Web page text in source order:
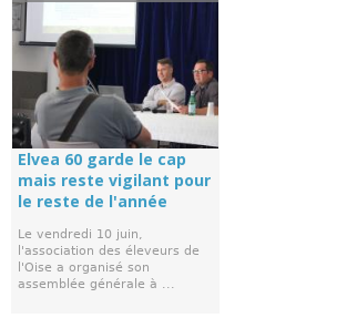
Elvea 60 garde le cap
mais reste vigilant pour
le reste de l'année
Le vendredi 10 juin,
l'association des éleveurs de
l'Oise a organisé son
assemblée générale à ...